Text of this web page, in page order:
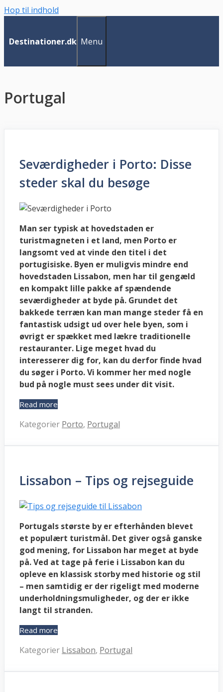
Hop til indhold
Destinationer.dk Menu
Portugal
Seværdigheder i Porto: Disse
steder skal du besøge
Man ser typisk at hovedstaden er
turistmagneten i et land, men Porto er
langsomt ved at vinde den titel i det
portugisiske. Byen er muligvis mindre end
hovedstaden Lissabon, men har til gengæld
en kompakt lille pakke af spændende
seværdigheder at byde på. Grundet det
bakkede terræn kan man mange steder få en
fantastisk udsigt ud over hele byen, som i
øvrigt er spækket med lækre traditionelle
restauranter. Lige meget hvad du
interesserer dig for, kan du derfor finde hvad
du søger i Porto. Vi kommer her med nogle
bud på nogle must sees under dit visit.
Read more
Kategorier Porto, Portugal
Lissabon – Tips og rejseguide
Portugals største by er efterhånden blevet
et populært turistmål. Det giver også ganske
god mening, for Lissabon har meget at byde
på. Ved at tage på ferie i Lissabon kan du
opleve en klassisk storby med historie og stil
– men samtidig er der rigeligt med moderne
underholdningsmuligheder, og der er ikke
langt til stranden.
Read more
Kategorier Lissabon, Portugal